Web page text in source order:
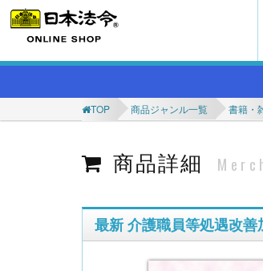
TOP 商品ジャンル一覧 書籍・
商品詳細
最新 介護職員等処遇改